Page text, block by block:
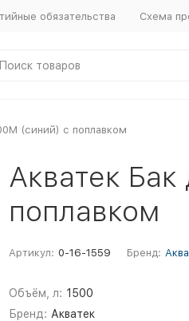
обязательства Схема
(синий) с поплавком
Акватек
поплавком
Артикул: 0-16-1559 Бренд:
Объём, л: 1500
Бренд: Акватек